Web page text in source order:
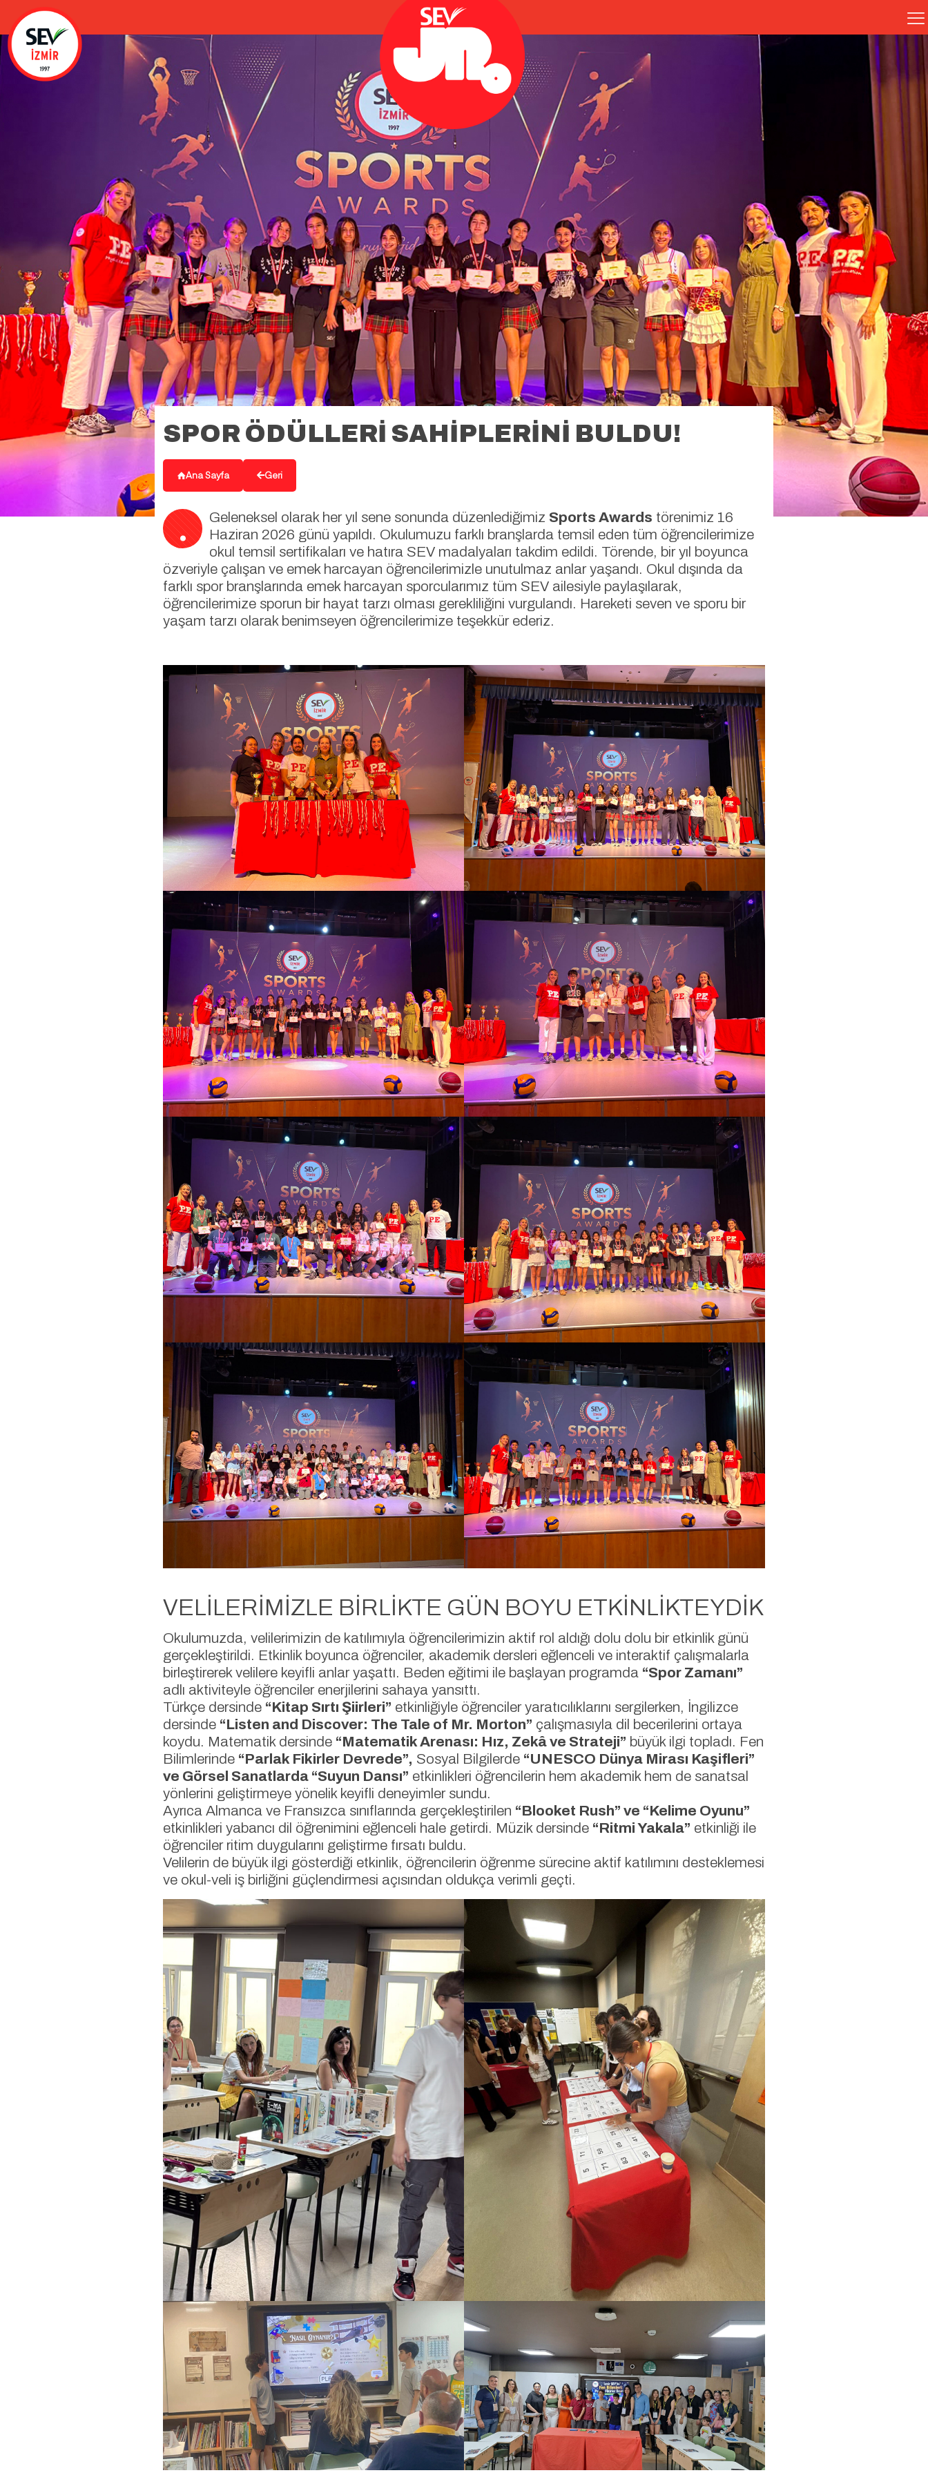
SPOR ÖDÜLLERİ SAHİPLERİNİ BULDU!
Ana Sayfa Geri
. Geleneksel olarak her yıl sene sonunda düzenlediğimiz Sports Awards törenimiz 16
Haziran 2026 günü yapıldı. Okulumuzu farklı branşlarda temsil eden tüm öğrencilerimize
okul temsil sertifikaları ve hatıra SEV madalyaları takdim edildi. Törende, bir yıl boyunca
özveriyle çalışan ve emek harcayan öğrencilerimizle unutulmaz anlar yaşandı. Okul dışında da
farklı spor branşlarında emek harcayan sporcularımız tüm SEV ailesiyle paylaşılarak,
öğrencilerimize sporun bir hayat tarzı olması gerekliliğini vurgulandı. Hareketi seven ve sporu bir
yaşam tarzı olarak benimseyen öğrencilerimize teşekkür ederiz.
VELİLERİMİZLE BİRLİKTE GÜN BOYU ETKİNLİKTEYDİK
Okulumuzda, velilerimizin de katılımıyla öğrencilerimizin aktif rol aldığı dolu dolu bir etkinlik günü
gerçekleştirildi. Etkinlik boyunca öğrenciler, akademik dersleri eğlenceli ve interaktif çalışmalarla
birleştirerek velilere keyifli anlar yaşattı. Beden eğitimi ile başlayan programda “Spor Zamanı”
adlı aktiviteyle öğrenciler enerjilerini sahaya yansıttı.
Türkçe dersinde “Kitap Sırtı Şiirleri” etkinliğiyle öğrenciler yaratıcılıklarını sergilerken, İngilizce
dersinde “Listen and Discover: The Tale of Mr. Morton” çalışmasıyla dil becerilerini ortaya
koydu. Matematik dersinde “Matematik Arenası: Hız, Zekâ ve Strateji” büyük ilgi topladı. Fen
Bilimlerinde “Parlak Fikirler Devrede”, Sosyal Bilgilerde “UNESCO Dünya Mirası Kaşifleri”
ve Görsel Sanatlarda “Suyun Dansı” etkinlikleri öğrencilerin hem akademik hem de sanatsal
yönlerini geliştirmeye yönelik keyifli deneyimler sundu.
Ayrıca Almanca ve Fransızca sınıflarında gerçekleştirilen “Blooket Rush” ve “Kelime Oyunu”
etkinlikleri yabancı dil öğrenimini eğlenceli hale getirdi. Müzik dersinde “Ritmi Yakala” etkinliği ile
öğrenciler ritim duygularını geliştirme fırsatı buldu.
Velilerin de büyük ilgi gösterdiği etkinlik, öğrencilerin öğrenme sürecine aktif katılımını desteklemesi
ve okul-veli iş birliğini güçlendirmesi açısından oldukça verimli geçti.